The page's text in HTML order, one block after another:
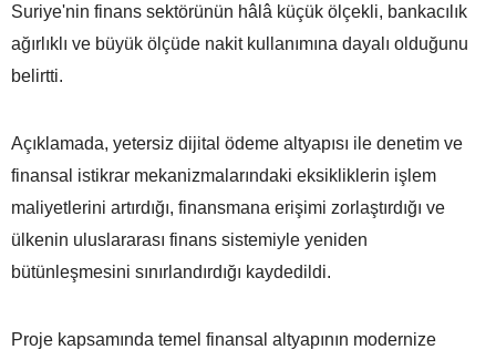
Suriye'nin finans sektörünün hâlâ küçük ölçekli, bankacılık
ağırlıklı ve büyük ölçüde nakit kullanımına dayalı olduğunu
belirtti.
Açıklamada, yetersiz dijital ödeme altyapısı ile denetim ve
finansal istikrar mekanizmalarındaki eksikliklerin işlem
maliyetlerini artırdığı, finansmana erişimi zorlaştırdığı ve
ülkenin uluslararası finans sistemiyle yeniden
bütünleşmesini sınırlandırdığı kaydedildi.
Proje kapsamında temel finansal altyapının modernize